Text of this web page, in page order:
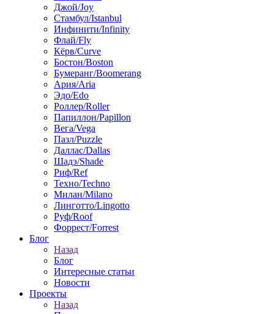
Джой/Joy
Стамбул/Istanbul
Инфинити/Infinity
Флай/Fly
Кёрв/Curve
Бостон/Boston
Бумеранг/Boomerang
Ария/Aria
Эдо/Edo
Роллер/Roller
Папиллон/Papillon
Вега/Vega
Пазл/Puzzle
Даллас/Dallas
Шадэ/Shade
Риф/Ref
Техно/Techno
Милан/Milano
Линготто/Lingotto
Руф/Roof
Форрест/Forrest
Блог
Назад
Блог
Интересные статьи
Новости
Проекты
Назад